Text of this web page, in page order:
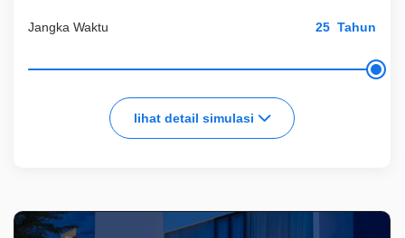
Jangka Waktu Tahun
lihat detail simulasi